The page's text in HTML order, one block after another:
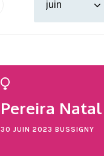
Pereira
30 JUIN 2023 BUSSIGNY